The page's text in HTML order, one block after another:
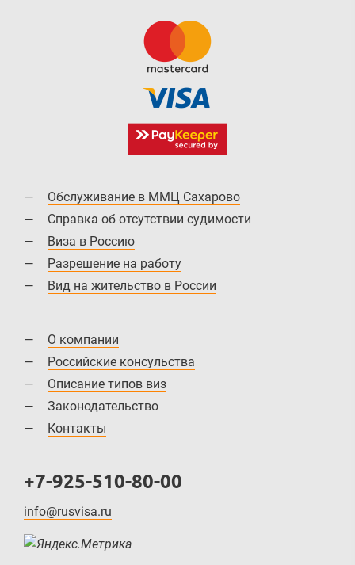
Обслуживание в ММЦ Сахарово
Справка об отсутствии судимости
Виза в Россию
Разрешение на работу
Вид на жительство в России
О компании
Российские консульства
Описание типов виз
Законодательство
Контакты
+7-925-510-80-00
info@rusvisa.ru